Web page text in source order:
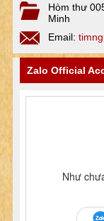
Hòm thư
Minh
Email:
Zalo Official